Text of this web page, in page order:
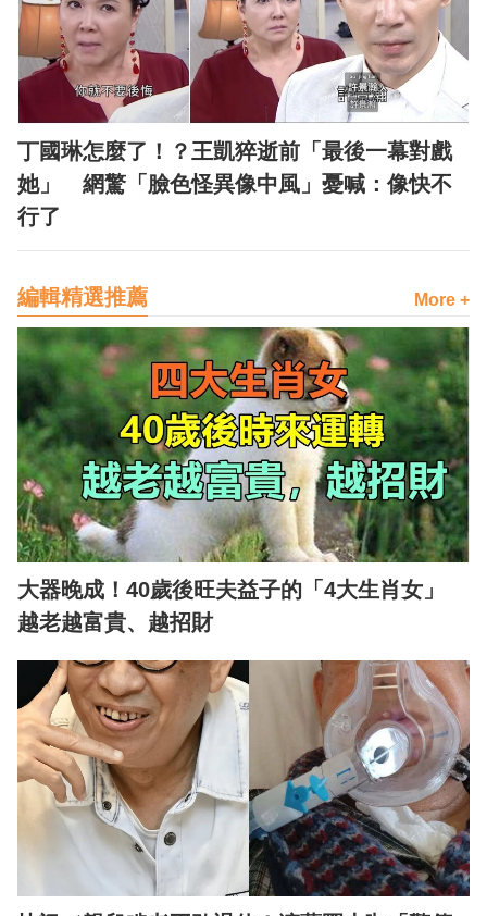
丁國琳怎麼了！？王凱猝逝前「最後一幕對戲
她」 網驚「臉色怪異像中風」憂喊：像快不
行了
編輯精選推薦 More +
大器晚成！40歲後旺夫益子的「4大生肖女」
越老越富貴、越招財